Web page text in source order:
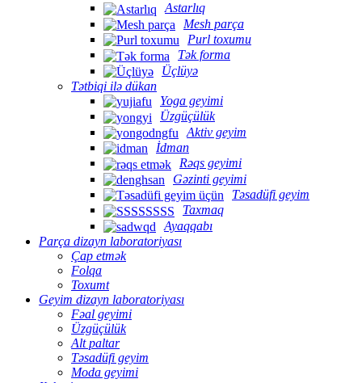
Astarlıq
Mesh parça
Purl toxumu
Tək forma
Üçlüyə
Tətbiqi ilə dükan
Yoga geyimi
Üzgüçülük
Aktiv geyim
İdman
Rəqs geyimi
Gəzinti geyimi
Təsadüfi geyim
Taxmaq
Ayaqqabı
Parça dizayn laboratoriyası
Çap etmək
Folqa
Toxumt
Geyim dizayn laboratoriyası
Fəal geyimi
Üzgüçülük
Alt paltar
Təsadüfi geyim
Moda geyimi